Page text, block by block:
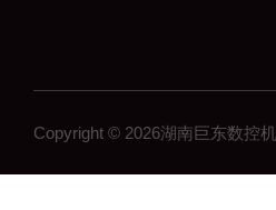
Copyright © 2026湖南巨东数控